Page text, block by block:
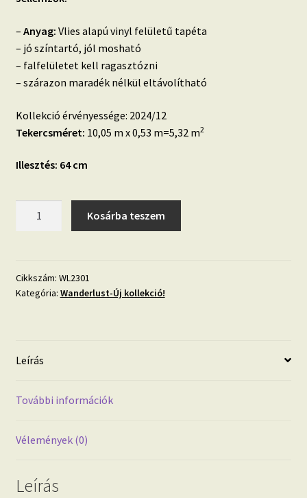
– Anyag: Vlies alapú vinyl felületű tapéta
– jó színtartó, jól mosható
– falfelületet kell ragasztózni
– szárazon maradék nélkül eltávolítható
Kollekció érvényessége: 2024/12
Tekercsméret: 10,05 m x 0,53 m=5,32 m2
Illesztés: 64 cm
betűk
és
mennyiség
Kosárba teszem
Cikkszám: WL2301
Kategória: Wanderlust-Új kollekció!
Leírás
További információk
Vélemények (0)
Leírás